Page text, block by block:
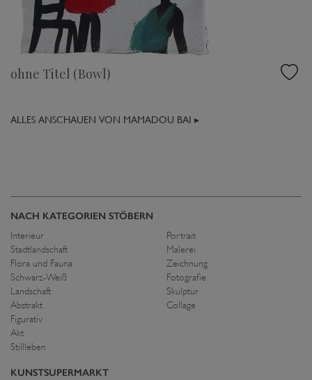
ohne Titel (Bowl)
ALLES ANSCHAUEN VON MAMADOU BAI ▸
NACH KATEGORIEN STÖBERN
Interieur
Stadtlandschaft
Flora und Fauna
Schwarz-Weiß
Landschaft
Abstrakt
Figurativ
Akt
Stillleben
Portrait
Malerei
Zeichnung
Fotografie
Skulptur
Collage
KUNSTSUPERMARKT